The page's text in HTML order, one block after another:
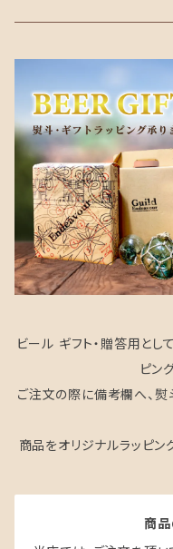
ビール ギフト・贈答用とし
ピン
ご注文の際に備考欄へ、熨
商品をオリジナルラッピン
商